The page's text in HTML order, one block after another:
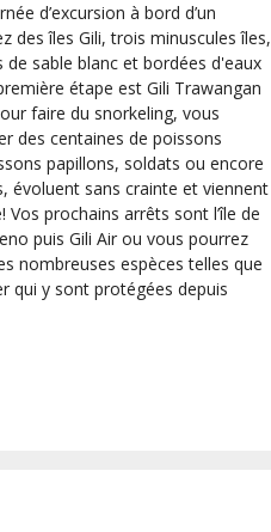
d’excursion à bord d’un
des îles Gili, trois minuscules îles,
de sable blanc et bordées d'eaux
étape est Gili Trawangan
faire du snorkeling, vous
des centaines de poissons
papillons, soldats ou encore
évoluent sans crainte et viennent
prochains arrêts sont l’île de
puis Gili Air ou vous pourrez
nombreuses espèces telles que
qui y sont protégées depuis